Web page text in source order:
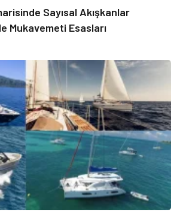
Sayısal Akışkanlar
Mukavemeti Esasları